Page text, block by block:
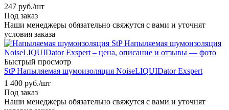
247 руб./шт
Под заказ
Наши менеджеры обязательно свяжутся с вами и уточнят
условия заказа
Быстрый просмотр
StP Напыляемая шумоизоляция NoiseLIQUIDator Exspert
1 400 руб./шт
Под заказ
Наши менеджеры обязательно свяжутся с вами и уточнят